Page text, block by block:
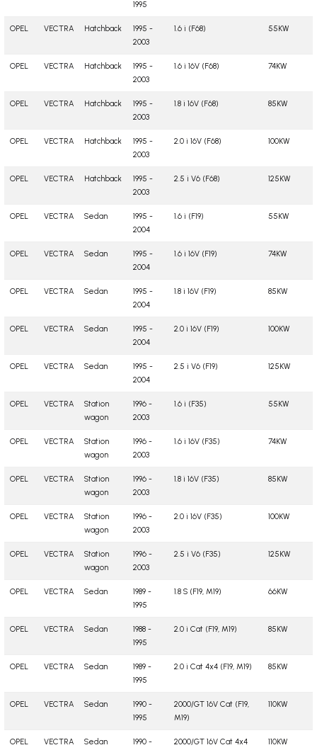
1995
OPEL VECTRA Hatchback
1995 -
2003
1.6 i (F68) 55KW
OPEL VECTRA Hatchback
1995 -
2003
1.6 i 16V (F68) 74KW
OPEL VECTRA Hatchback
1995 -
2003
1.8 i 16V (F68) 85KW
OPEL VECTRA Hatchback
1995 -
2003
2.0 i 16V (F68) 100KW
OPEL VECTRA Hatchback
1995 -
2003
2.5 i V6 (F68) 125KW
OPEL VECTRA Sedan
1995 -
2004
1.6 i (F19) 55KW
OPEL VECTRA Sedan
1995 -
2004
1.6 i 16V (F19) 74KW
OPEL VECTRA Sedan
1995 -
2004
1.8 i 16V (F19) 85KW
OPEL VECTRA Sedan
1995 -
2004
2.0 i 16V (F19) 100KW
OPEL VECTRA Sedan
1995 -
2004
2.5 i V6 (F19) 125KW
OPEL VECTRA
Station
wagon
1996 -
2003
1.6 i (F35) 55KW
OPEL VECTRA
Station
wagon
1996 -
2003
1.6 i 16V (F35) 74KW
OPEL VECTRA
Station
wagon
1996 -
2003
1.8 i 16V (F35) 85KW
OPEL VECTRA
Station
wagon
1996 -
2003
2.0 i 16V (F35) 100KW
OPEL VECTRA
Station
wagon
1996 -
2003
2.5 i V6 (F35) 125KW
OPEL VECTRA Sedan
1989 -
1995
1.8 S (F19, M19) 66KW
OPEL VECTRA Sedan
1988 -
1995
2.0 i Cat (F19, M19) 85KW
OPEL VECTRA Sedan
1989 -
1995
2.0 i Cat 4x4 (F19, M19) 85KW
OPEL VECTRA Sedan
1990 -
1995
2000/GT 16V Cat (F19,
M19)
110KW
OPEL VECTRA Sedan
1990 -
2000/GT 16V Cat 4x4
110KW